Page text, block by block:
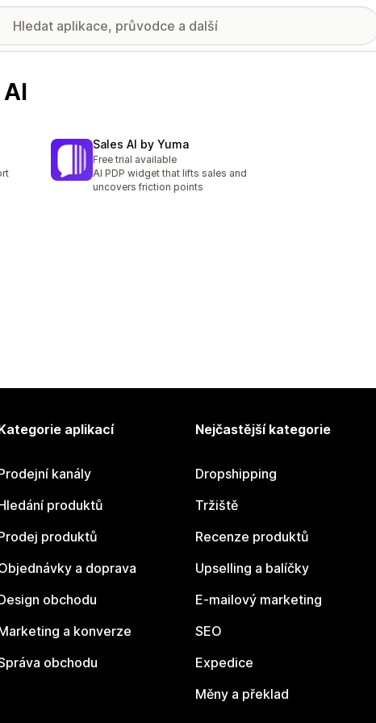
Sales AI by Yuma
Free trial available
AI PDP widget that lifts sales and
uncovers friction points
aplikací
kanály
produktů
produktů
a doprava
obchodu
a konverze
obchodu
Nejčastější kategorie
Dropshipping
Tržiště
Recenze produktů
Upselling a balíčky
E-mailový marketing
SEO
Expedice
Měny a překlad